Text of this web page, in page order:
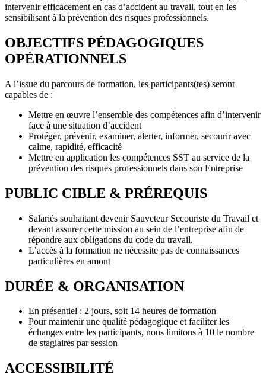
intervenir efficacement en cas d’accident au travail, tout en les
sensibilisant à la prévention des risques professionnels.
OBJECTIFS PÉDAGOGIQUES
OPÉRATIONNELS
A l’issue du parcours de formation, les participants(tes) seront
capables de :
Mettre en œuvre l’ensemble des compétences afin d’intervenir
face à une situation d’accident
Protéger, prévenir, examiner, alerter, informer, secourir avec
calme, rapidité, efficacité
Mettre en application les compétences SST au service de la
prévention des risques professionnels dans son Entreprise
PUBLIC CIBLE & PRÉREQUIS
Salariés souhaitant devenir Sauveteur Secouriste du Travail et
devant assurer cette mission au sein de l’entreprise afin de
répondre aux obligations du code du travail.
L’accès à la formation ne nécessite pas de connaissances
particulières en amont
DURÉE & ORGANISATION
En présentiel : 2 jours, soit 14 heures de formation
Pour maintenir une qualité pédagogique et faciliter les
échanges entre les participants, nous limitons à 10 le nombre
de stagiaires par session
ACCESSIBILITÉ